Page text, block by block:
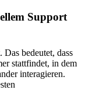
Support
bedeutet, dass
stattfindet, in dem
interagieren.